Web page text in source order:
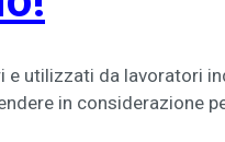
e utilizzati da lavoratori
in considerazione